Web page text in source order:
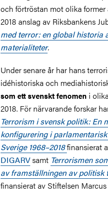
och förtröstan mot olika
2018 anslag av Riksbankens
med terror: en global historia
materialiteter.
Under senare år har hans
idéhistoriska och
som ett svenskt fenomen i
2018. För närvarande forskar
Terrorism i svensk politik: En
konfigurering i
Sverige 1968–2018finansierat
DIGARVsamt Terrorismen
av framställningen av politisk
finansierat av Stiftelsen